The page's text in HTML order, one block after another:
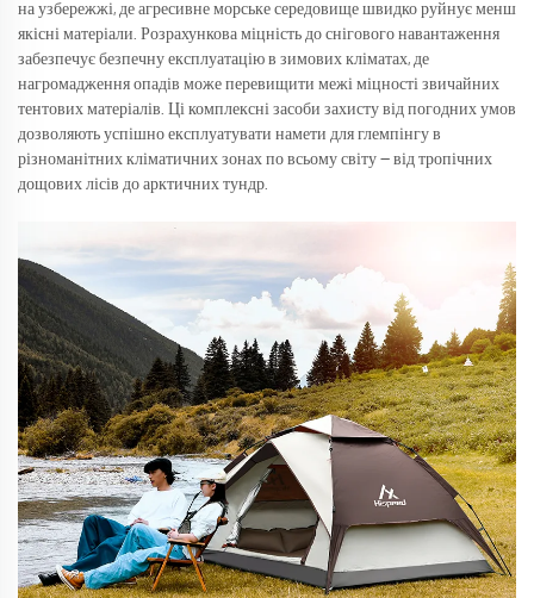
на узбережжі, де агресивне морське середовище швидко руйнує менш
якісні матеріали. Розрахункова міцність до снігового навантаження
забезпечує безпечну експлуатацію в зимових кліматах, де
нагромадження опадів може перевищити межі міцності звичайних
тентових матеріалів. Ці комплексні засоби захисту від погодних умов
дозволяють успішно експлуатувати намети для глемпінгу в
різноманітних кліматичних зонах по всьому світу — від тропічних
дощових лісів до арктичних тундр.